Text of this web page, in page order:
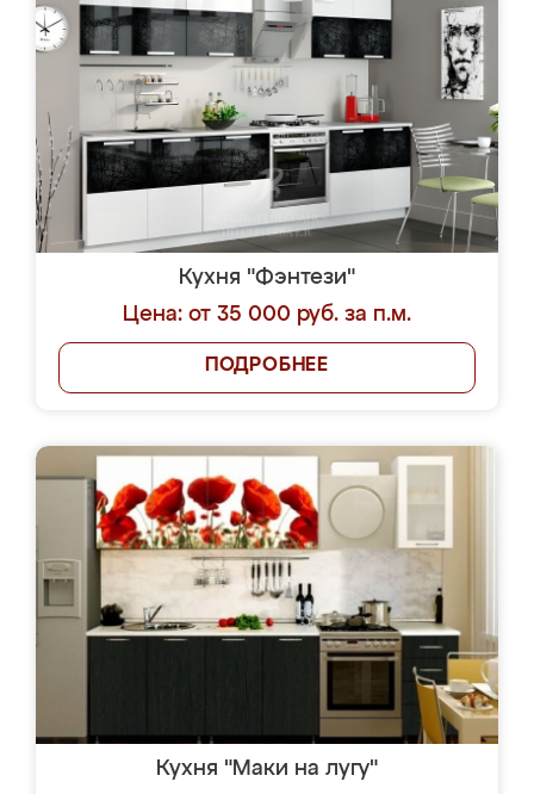
Кухня "Фэнтези"
Цена: от 35 000 руб. за п.м.
ПОДРОБНЕЕ
Кухня "Маки на лугу"